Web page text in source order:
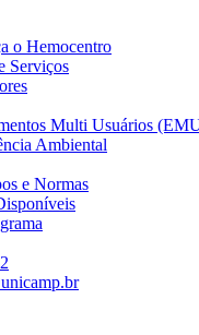
o Hemocentro
Serviços
Multi Usuários
Ambiental
e Normas